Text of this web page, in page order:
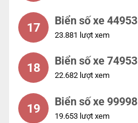
17 Biển số xe 44953
23.881 lượt xem
18 Biển số xe 74953
22.682 lượt xem
19 Biển số xe 99998
19.653 lượt xem